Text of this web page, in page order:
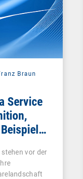
Braun
Service
vor der